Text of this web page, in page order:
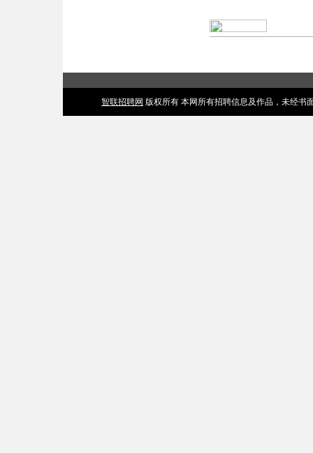
智联招聘网 版权所有 本网所有招聘信息及作品，未经书